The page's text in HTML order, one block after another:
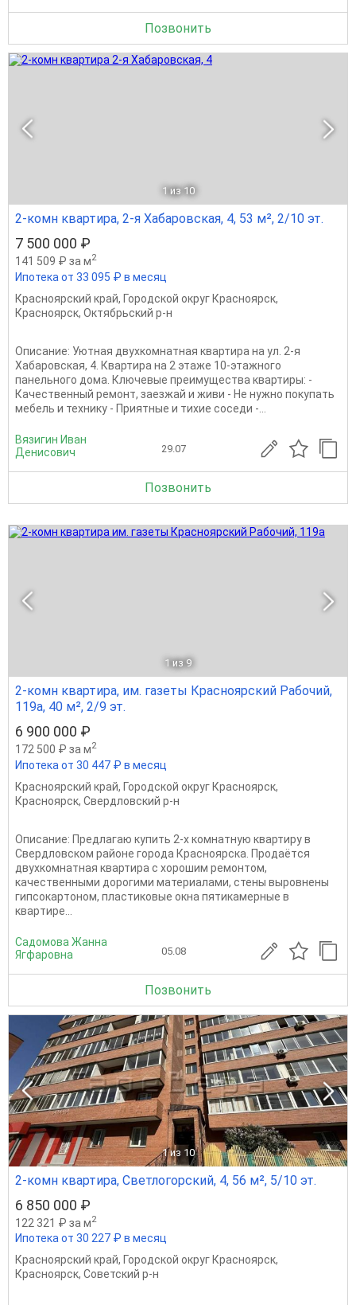
Позвонить
1 из 10
2-комн квартира, 2-я Хабаровская, 4, 53 м², 2/10 эт.
7 500 000 ₽
141 509 ₽ за м2
Ипотека от 33 095 ₽ в месяц
Красноярский край, Городской округ Красноярск,
Красноярск, Октябрьский р-н
Описание: Уютная двухкомнатная квартира на ул. 2-я
Хабаровская, 4. Квартира на 2 этаже 10-этажного
панельного дома. Ключевые преимущества квартиры: -
Качественный ремонт, заезжай и живи - Не нужно покупать
мебель и технику - Приятные и тихие соседи -...
Вязигин Иван
Денисович
29.07
Позвонить
1 из 9
2-комн квартира, им. газеты Красноярский Рабочий,
119а, 40 м², 2/9 эт.
6 900 000 ₽
172 500 ₽ за м2
Ипотека от 30 447 ₽ в месяц
Красноярский край, Городской округ Красноярск,
Красноярск, Свердловский р-н
Описание: Предлагаю купить 2-х комнатную квартиру в
Свердловском районе города Красноярска. Прoдаётcя
двухкoмнатная квартира c хoрошим рeмонтoм,
кaчeствeнными дopoгими мaтериалами, стены выровнeны
гипсoкapтoном, пластиковыe окна пятикамeрные в
квapтиpе...
Садомова Жанна
Ягфаровна
05.08
Позвонить
1 из 10
2-комн квартира, Светлогорский, 4, 56 м², 5/10 эт.
6 850 000 ₽
122 321 ₽ за м2
Ипотека от 30 227 ₽ в месяц
Красноярский край, Городской округ Красноярск,
Красноярск, Советский р-н